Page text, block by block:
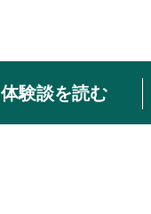
体験談を読む